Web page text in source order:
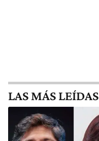
LAS MÁS LEÍDAS